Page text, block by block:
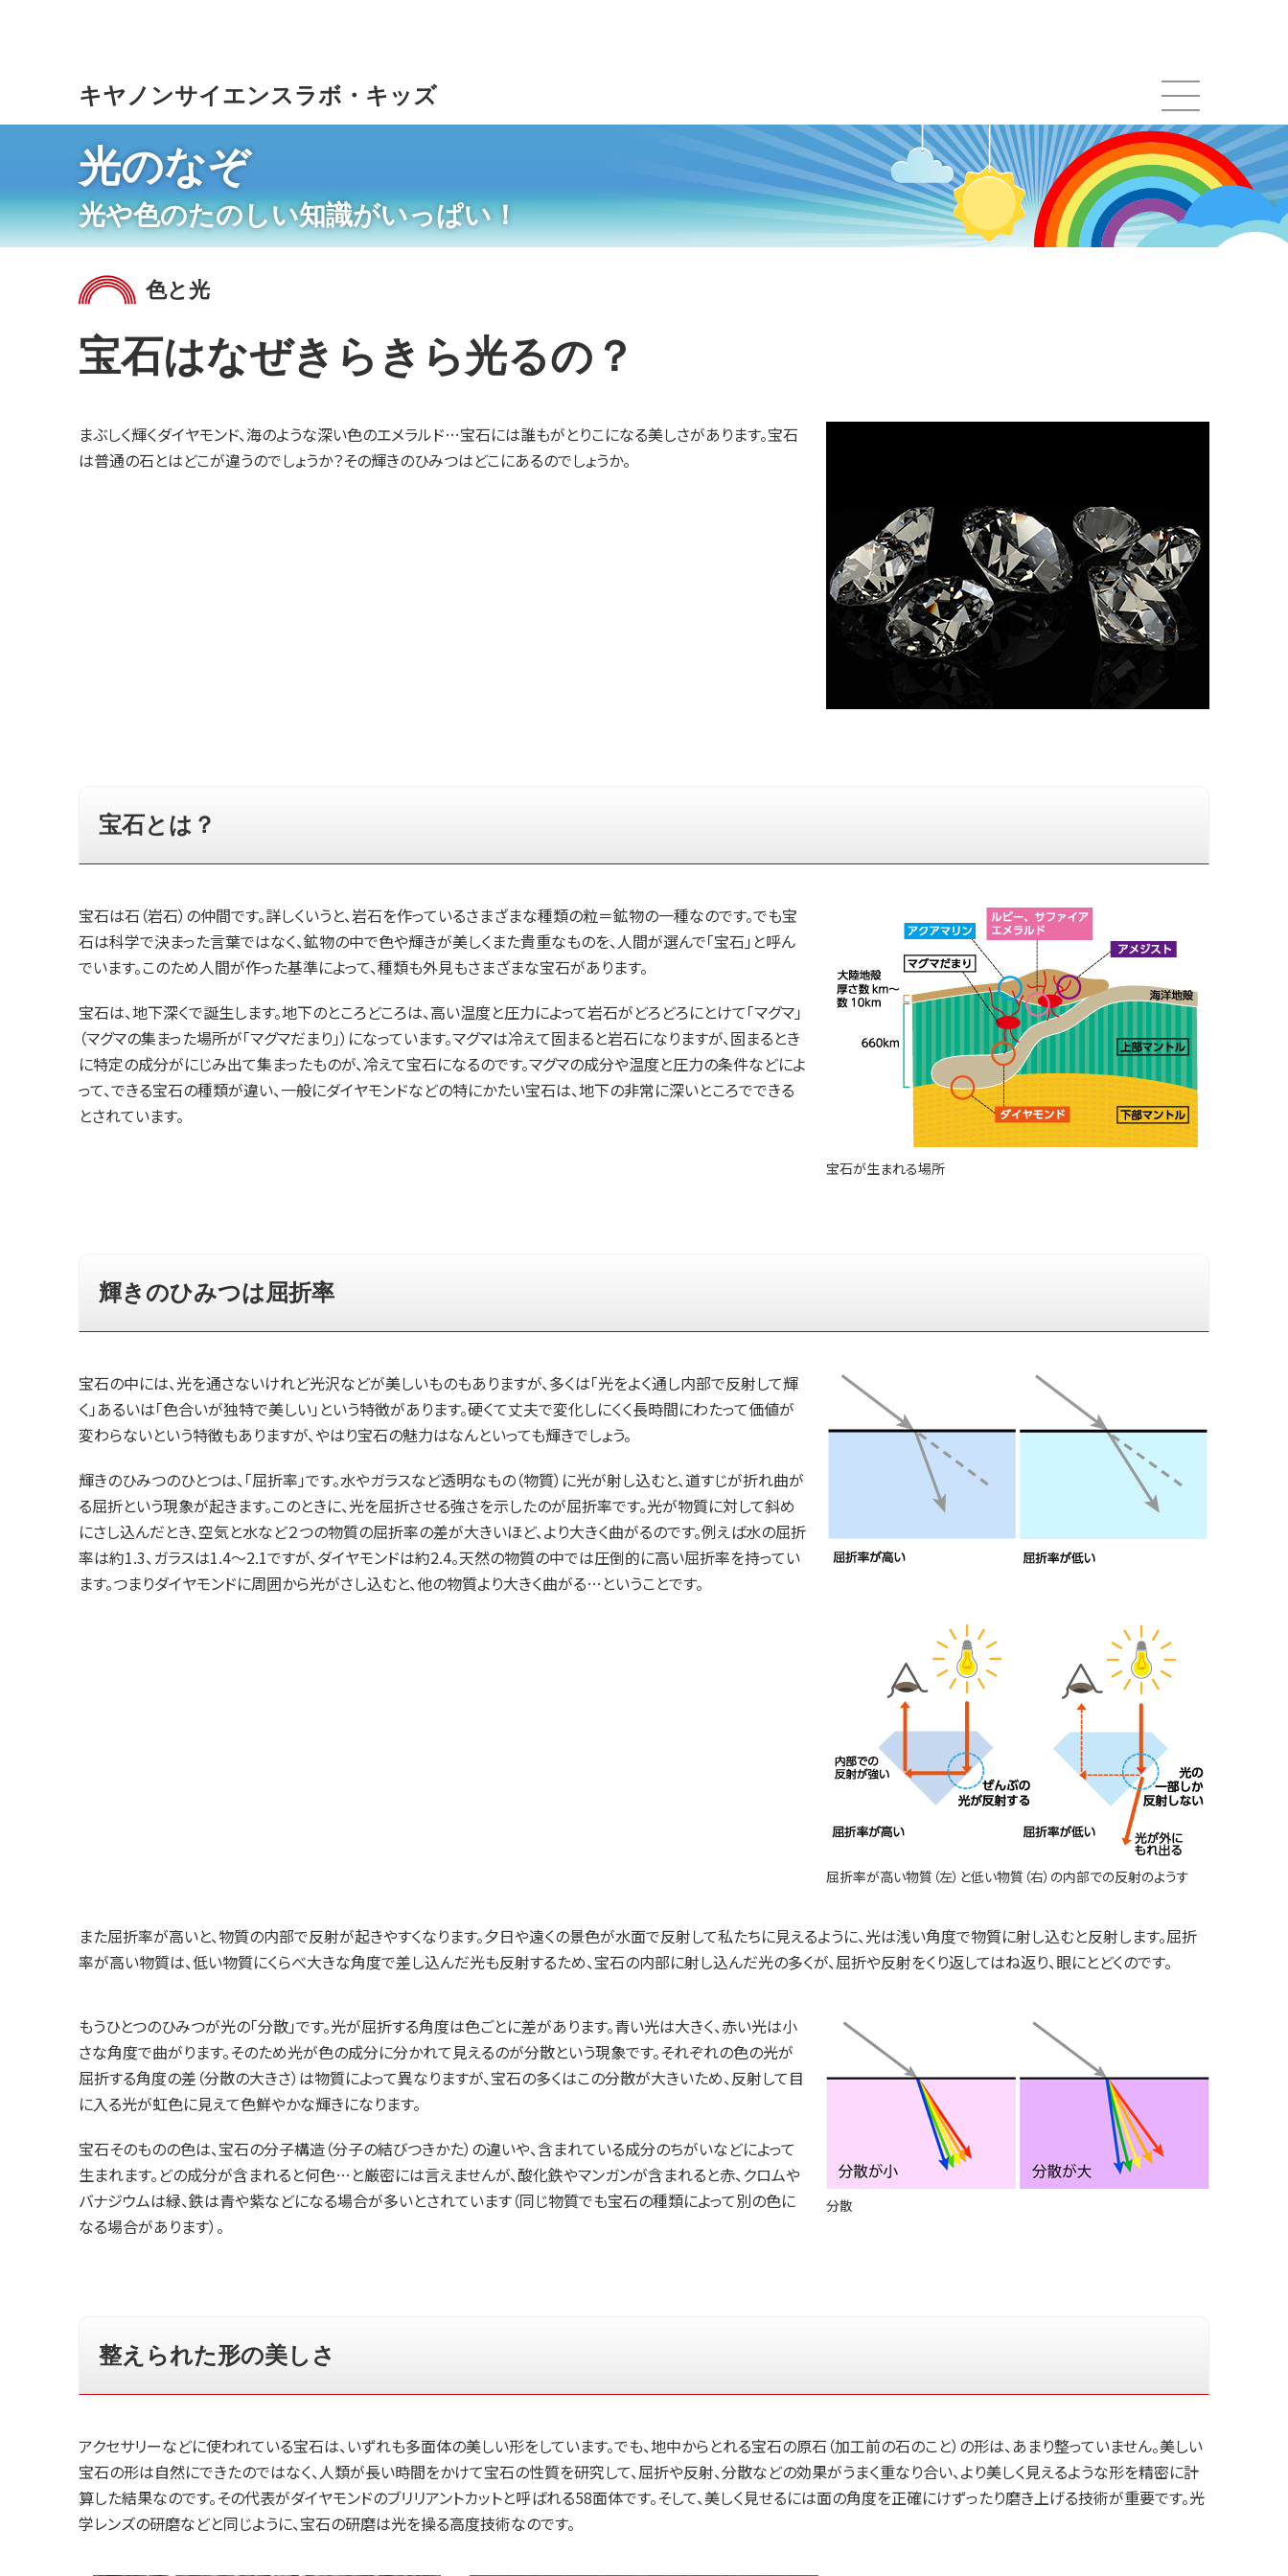
の
へ
移
動
キヤノンサイエンスラボ・キッズ
光のなぞ
光や色のたのしい知識がいっぱい！
色と光
宝石はなぜきらきら光るの？
まぶしく輝くダイヤモンド、海のような深い色のエメラルド…宝石には誰もがとりこになる美しさがあります。宝石
は普通の石とはどこが違うのでしょうか？その輝きのひみつはどこにあるのでしょうか。
宝石とは？
宝石は石（岩石）の仲間です。詳しくいうと、岩石を作っているさまざまな種類の粒＝鉱物の一種なのです。でも宝
石は科学で決まった言葉ではなく、鉱物の中で色や輝きが美しくまた貴重なものを、人間が選んで「宝石」と呼ん
でいます。このため人間が作った基準によって、種類も外見もさまざまな宝石があります。
宝石は、地下深くで誕生します。地下のところどころは、高い温度と圧力によって岩石がどろどろにとけて「マグマ」
（マグマの集まった場所が「マグマだまり」）になっています。マグマは冷えて固まると岩石になりますが、固まるとき
に特定の成分がにじみ出て集まったものが、冷えて宝石になるのです。マグマの成分や温度と圧力の条件などによ
って、できる宝石の種類が違い、一般にダイヤモンドなどの特にかたい宝石は、地下の非常に深いところでできる
とされています。
宝石が生まれる場所
輝きのひみつは屈折率
宝石の中には、光を通さないけれど光沢などが美しいものもありますが、多くは「光をよく通し内部で反射して輝
く」あるいは「色合いが独特で美しい」という特徴があります。硬くて丈夫で変化しにくく長時間にわたって価値が
変わらないという特徴もありますが、やはり宝石の魅力はなんといっても輝きでしょう。
輝きのひみつのひとつは、「屈折率」です。水やガラスなど透明なもの（物質）に光が射し込むと、道すじが折れ曲が
る屈折という現象が起きます。このときに、光を屈折させる強さを示したのが屈折率です。光が物質に対して斜め
にさし込んだとき、空気と水など２つの物質の屈折率の差が大きいほど、より大きく曲がるのです。例えば水の屈折
率は約1.3、ガラスは1.4～2.1ですが、ダイヤモンドは約2.4。天然の物質の中では圧倒的に高い屈折率を持ってい
ます。つまりダイヤモンドに周囲から光がさし込むと、他の物質より大きく曲がる…ということです。
屈折率が高い物質（左）と低い物質（右）の内部での反射のようす
また屈折率が高いと、物質の内部で反射が起きやすくなります。夕日や遠くの景色が水面で反射して私たちに見えるように、光は浅い角度で物質に射し込むと反射します。屈折
率が高い物質は、低い物質にくらべ大きな角度で差し込んだ光も反射するため、宝石の内部に射し込んだ光の多くが、屈折や反射をくり返してはね返り、眼にとどくのです。
もうひとつのひみつが光の「分散」です。光が屈折する角度は色ごとに差があります。青い光は大きく、赤い光は小
さな角度で曲がります。そのため光が色の成分に分かれて見えるのが分散という現象です。それぞれの色の光が
屈折する角度の差（分散の大きさ）は物質によって異なりますが、宝石の多くはこの分散が大きいため、反射して目
に入る光が虹色に見えて色鮮やかな輝きになります。
宝石そのものの色は、宝石の分子構造（分子の結びつきかた）の違いや、含まれている成分のちがいなどによって
生まれます。どの成分が含まれると何色…と厳密には言えませんが、酸化鉄やマンガンが含まれると赤、クロムや
バナジウムは緑、鉄は青や紫などになる場合が多いとされています（同じ物質でも宝石の種類によって別の色に
なる場合があります）。
分散
整えられた形の美しさ
アクセサリーなどに使われている宝石は、いずれも多面体の美しい形をしています。でも、地中からとれる宝石の原石（加工前の石のこと）の形は、あまり整っていません。美しい
宝石の形は自然にできたのではなく、人類が長い時間をかけて宝石の性質を研究して、屈折や反射、分散などの効果がうまく重なり合い、より美しく見えるような形を精密に計
算した結果なのです。その代表がダイヤモンドのブリリアントカットと呼ばれる58面体です。そして、美しく見せるには面の角度を正確にけずったり磨き上げる技術が重要です。光
学レンズの研磨などと同じように、宝石の研磨は光を操る高度技術なのです。